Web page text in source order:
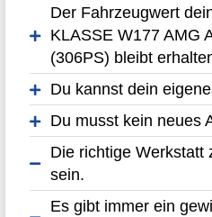
Der Fahrzeugwert
KLASSE W177 AMG
(306PS) bleibt
Du kannst dein
Du musst kein neues
Die richtige Werkstatt
sein.
Es gibt immer ein